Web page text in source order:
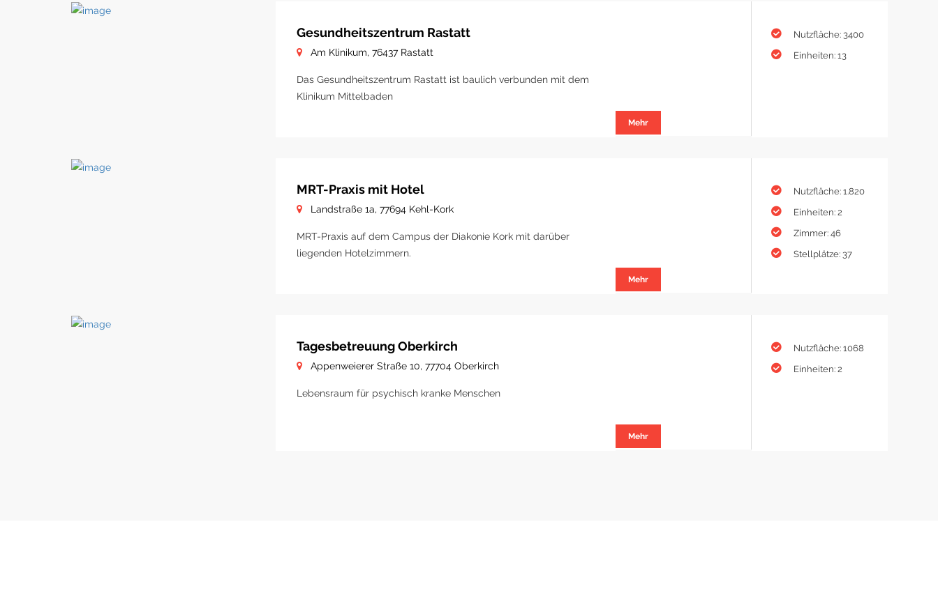
Gesundheitszentrum Rastatt
Am Klinikum, 76437 Rastatt
Das Gesundheitszentrum Rastatt ist baulich verbunden mit dem
Klinikum Mittelbaden
Mehr
Nutzfläche: 3400
Einheiten: 13
MRT-Praxis mit Hotel
Landstraße 1a, 77694 Kehl-Kork
MRT-Praxis auf dem Campus der Diakonie Kork mit darüber
liegenden Hotelzimmern.
Mehr
Nutzfläche: 1.820
Einheiten: 2
Zimmer: 46
Stellplätze: 37
Tagesbetreuung Oberkirch
Appenweierer Straße 10, 77704 Oberkirch
Lebensraum für psychisch kranke Menschen
Mehr
Nutzfläche: 1068
Einheiten: 2